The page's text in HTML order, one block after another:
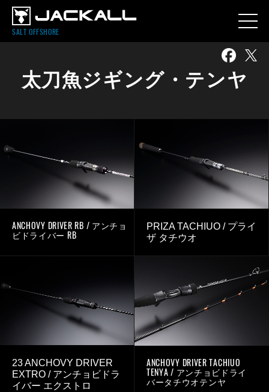
SALT OFFSHORE
太刀魚ジギング・テンヤ
ANCHOVY DRIVER RB / アンチョ
ビドライバー RB
PRIZA TACHIUO / プライ
ザ タチウオ
23 ANCHOVY DRIVER
EXTRO / アンチョビドラ
イバー エクストロ
ANCHOVY DRIVER TACHIUO
TENYA / アンチョビドライ
バータチウオテンヤ